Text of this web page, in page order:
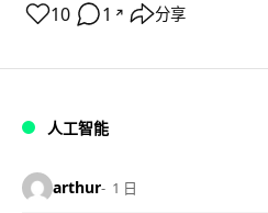
10 1 ↗ 分享
人工智能
arthur 1 日